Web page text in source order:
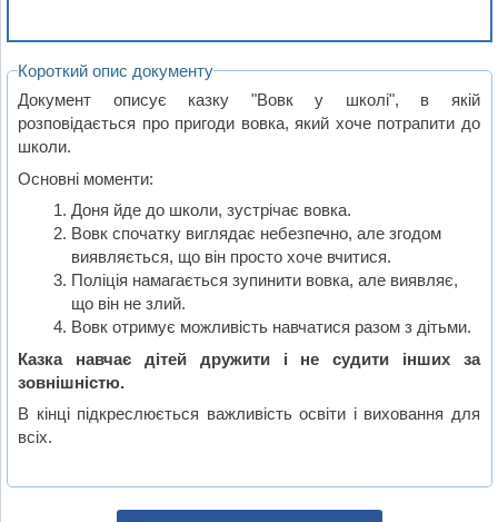
Короткий опис документу
Документ описує казку "Вовк у школі", в якій
розповідається про пригоди вовка, який хоче потрапити до
школи.
Основні моменти:
Доня йде до школи, зустрічає вовка.
Вовк спочатку виглядає небезпечно, але згодом
виявляється, що він просто хоче вчитися.
Поліція намагається зупинити вовка, але виявляє,
що він не злий.
Вовк отримує можливість навчатися разом з дітьми.
Казка навчає дітей дружити і не судити інших за
зовнішністю.
В кінці підкреслюється важливість освіти і виховання для
всіх.